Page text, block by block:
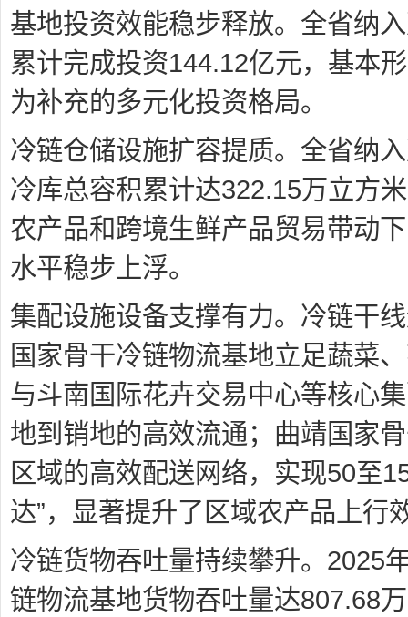
基地投资效能稳步释放。全省纳
累计完成投资144.12亿元，基本
为补充的多元化投资格局。
冷链仓储设施扩容提质。全省纳
冷库总容积累计达322.15万立方
农产品和跨境生鲜产品贸易带动
水平稳步上浮。
集配设施设备支撑有力。冷链干
国家骨干冷链物流基地立足蔬菜
与斗南国际花卉交易中心等核心
地到销地的高效流通；曲靖国家
区域的高效配送网络，实现50至
达”，显著提升了区域农产品上行
冷链货物吞吐量持续攀升。2025
链物流基地货物吞吐量达807.68